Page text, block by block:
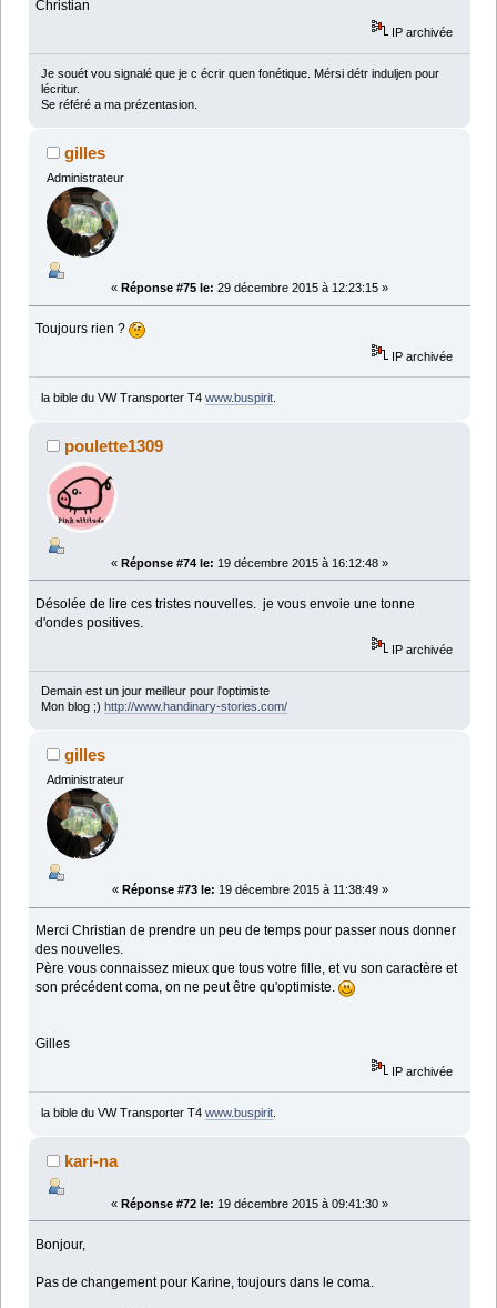
Christian
IP archivée
Je souét vou signalé que je c écrir quen fonétique. Mérsi détr induljen pour
lécritur.
Se référé a ma prézentasion.
gilles
Administrateur
« Réponse #75 le: 29 décembre 2015 à 12:23:15 »
Toujours rien ?
IP archivée
la bible du VW Transporter T4 www.buspirit.
poulette1309
« Réponse #74 le: 19 décembre 2015 à 16:12:48 »
Désolée de lire ces tristes nouvelles. je vous envoie une tonne
d'ondes positives.
IP archivée
Demain est un jour meilleur pour l'optimiste
Mon blog ;) http://www.handinary-stories.com/
gilles
Administrateur
« Réponse #73 le: 19 décembre 2015 à 11:38:49 »
Merci Christian de prendre un peu de temps pour passer nous donner
des nouvelles.
Père vous connaissez mieux que tous votre fille, et vu son caractère et
son précédent coma, on ne peut être qu'optimiste.
Gilles
IP archivée
la bible du VW Transporter T4 www.buspirit.
kari-na
« Réponse #72 le: 19 décembre 2015 à 09:41:30 »
Bonjour,
Pas de changement pour Karine, toujours dans le coma.